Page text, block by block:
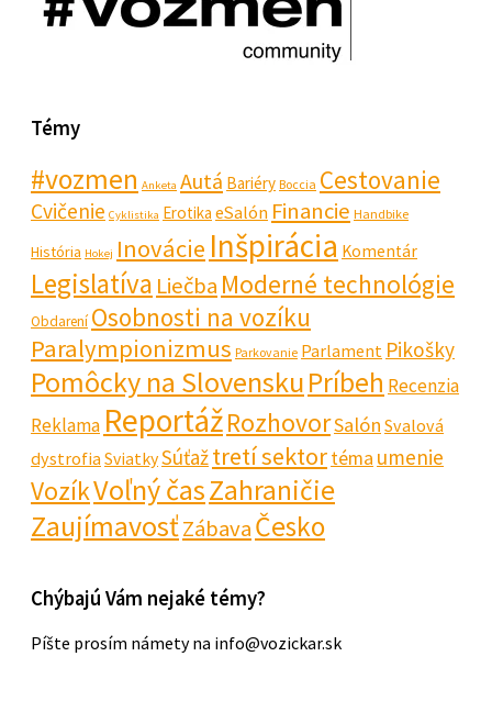
Témy
#vozmen Anketa Autá Bariéry Boccia Cestovanie
Cvičenie Cyklistika Erotika eSalón Financie Handbike
História Hokej Inovácie Inšpirácia Komentár
Legislatíva Liečba Moderné technológie
Obdarení Osobnosti na vozíku
Paralympionizmus Parkovanie Parlament Pikošky
Pomôcky na SlovenskuPríbeh Recenzia
Reklama ReportážRozhovorSalón Svalová
dystrofiaSviatkySúťažtretí sektortéma umenie
VozíkVoľný časZahraničie
ZaujímavosťZábavaČesko
Chýbajú Vám nejaké témy?
Píšte prosím námety na info@vozickar.sk